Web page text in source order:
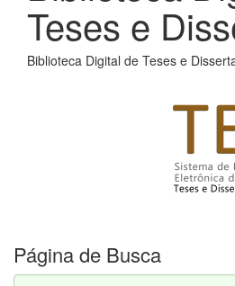
Teses e
Biblioteca Digital de Teses e
Página de Busca